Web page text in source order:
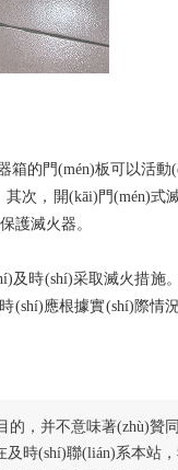
箱的門(mén)板可以活動
其次，開(kāi)門
火器。
時(shí)采取滅火措施
應根據實(shí)際情況選
目的，并不意味著(zhù)贊
及時(shí)聯(lián)系本站